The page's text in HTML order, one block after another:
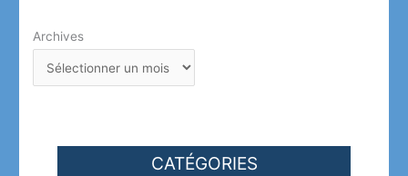
Archives
CATÉGORIES